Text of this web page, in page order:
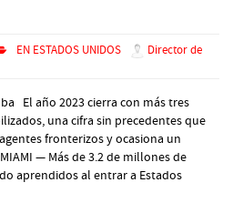
EN ESTADOS UNIDOS
Director de
El año 2023 cierra con más tres
una cifra sin precedentes que
fronterizos y ocasiona un
— Más de 3.2 de millones de
aprendidos al entrar a Estados